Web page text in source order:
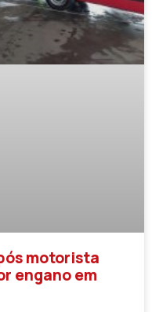
motorista
engano em